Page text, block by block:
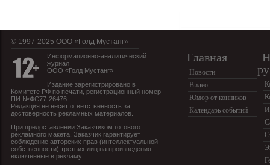
© 1997-2025 OOO «Голд Мустанг»
Информационно-аналитический
журнал
ООО «Голд Мустанг»
Издание зарегистрировано в
Комитете РФ по печати, регистрационный номер
ПИ №ФС77-26476.
Редакция не несет ответственность за
достоверность рекламных материалов.
При предоставлении Заказчиком готового
рекламного макета, Заказчик гарантирует
соблюдение авторских прав (интеллектуальной
собственности) третьих лиц на произведения,
включенные в рекламу.
Главная
Новости
Видео
Юмор от конников
Календарь событий